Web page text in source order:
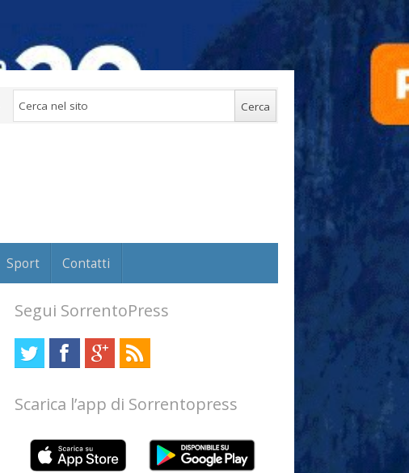
Sport Contatti
Segui SorrentoPress
Scarica l’app di Sorrentopress